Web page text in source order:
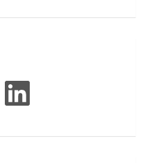
LinkedIn